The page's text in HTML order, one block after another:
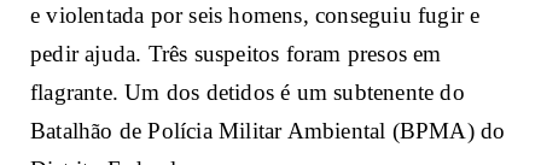
e violentada por seis homens, conseguiu fugir e
pedir ajuda. Três suspeitos foram presos em
flagrante. Um dos detidos é um subtenente do
Batalhão de Polícia Militar Ambiental (BPMA) do